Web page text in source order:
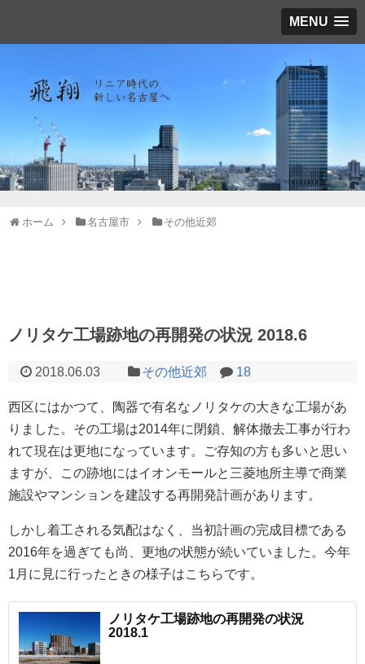
MENU
ホーム 名古屋市 その他近郊
ノリタケ工場跡地の再開発の状況 2018.6
2018.06.03 その他近郊 18
西区にはかつて、陶器で有名なノリタケの大きな工場があ
りました。その工場は2014年に閉鎖、解体撤去工事が行わ
れて現在は更地になっています。ご存知の方も多いと思い
ますが、この跡地にはイオンモールと三菱地所主導で商業
施設やマンションを建設する再開発計画があります。
しかし着工される気配はなく、当初計画の完成目標である
2016年を過ぎても尚、更地の状態が続いていました。今年
1月に見に行ったときの様子はこちらです。
ノリタケ工場跡地の再開発の状況
2018.1